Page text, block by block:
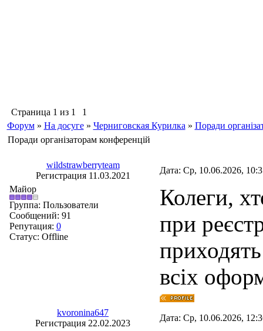
Страница 1 из 1
1
Форум » На досуге » Черниговская Курилка » Поради
Поради організаторам конференцій
wildstrawberryteam
Регистрация 11.03.2021
Дата: Ср, 10.06.2026,
Майор
Группа: Пользователи
Сообщений: 91
Репутация: 0
Статус: Offline
Колеги,
при
всіх
kvoronina647
Регистрация 22.02.2023
Дата: Ср, 10.06.2026,